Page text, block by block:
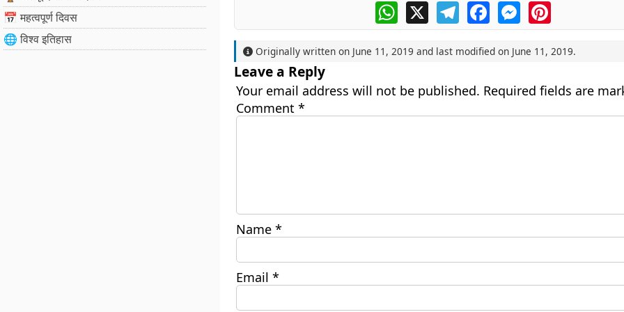
📅 महत्वपूर्ण दिवस
🌐 विश्व इतिहास
WhatsApp
X TelegramFacebookMessengerPinterest
Originally written on June 11, 2019 and last modified on June 11, 2019.
Leave a Reply
Your email address will not be published. Required fields are
Comment *
Name *
Email *